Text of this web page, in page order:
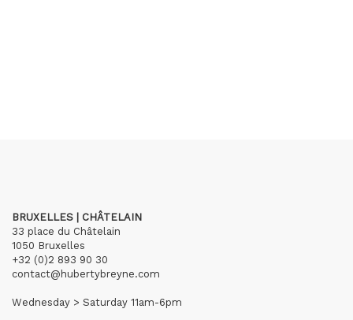
BRUXELLES | CHÂTELAIN
33 place du Châtelain
1050 Bruxelles
+32 (0)2 893 90 30
contact@hubertybreyne.com
Wednesday > Saturday 11am-6pm